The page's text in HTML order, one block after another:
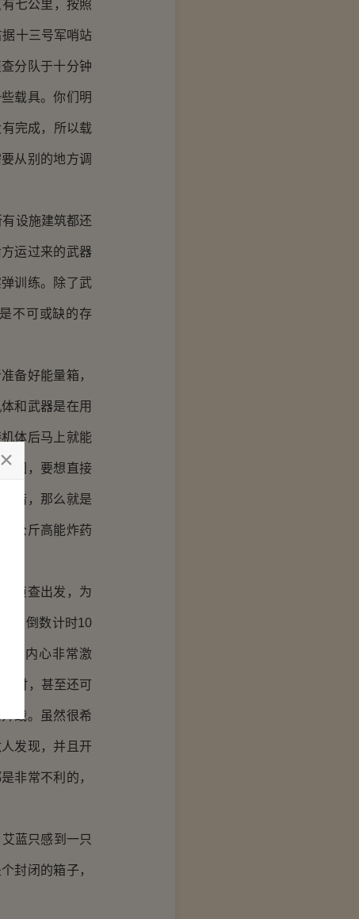
七公里，按照
十三号军哨站
分队于十分钟
载具。你们明
完成，所以载
从别的地方调
设施建筑都还
运过来的武器
训练。除了武
不可或缺的存
备好能量箱，
和武器是在用
体后马上就能
因，要想直接
错，那么就是
公斤高能炸药
侦查出发，为
……倒数计时10
的内心非常激
时，甚至还可
战。虽然很希
发现，并且开
非常不利的，
蓝只感到一只
封闭的箱子，